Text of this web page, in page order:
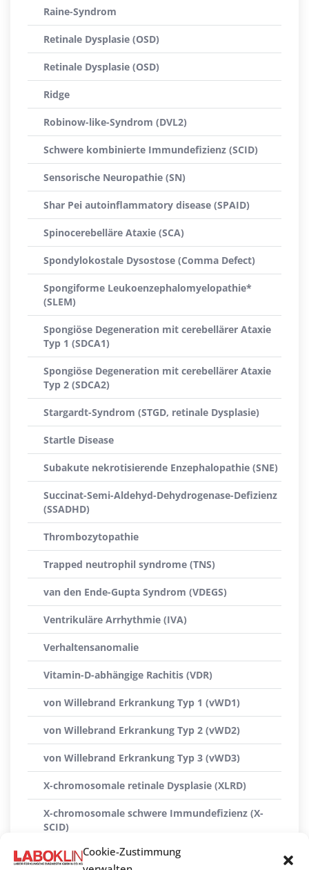
Cookie-Zustimmung
Raine-Syndrom
Retinale Dysplasie (OSD)
Retinale Dysplasie (OSD)
Ridge
Robinow-like-Syndrom (DVL2)
Schwere kombinierte Immundefizienz (SCID)
Sensorische Neuropathie (SN)
Shar Pei autoinflammatory disease (SPAID)
Spinocerebelläre Ataxie (SCA)
Spondylokostale Dysostose (Comma Defect)
Spongiforme Leukoenzephalomyelopathie*
(SLEM)
Spongiöse Degeneration mit cerebellärer Ataxie
Typ 1 (SDCA1)
Spongiöse Degeneration mit cerebellärer Ataxie
Typ 2 (SDCA2)
Stargardt-Syndrom (STGD, retinale Dysplasie)
Startle Disease
Subakute nekrotisierende Enzephalopathie (SNE)
Succinat-Semi-Aldehyd-Dehydrogenase-Defizienz
(SSADHD)
Thrombozytopathie
Trapped neutrophil syndrome (TNS)
van den Ende-Gupta Syndrom (VDEGS)
Ventrikuläre Arrhythmie (IVA)
Verhaltensanomalie
Vitamin-D-abhängige Rachitis (VDR)
von Willebrand Erkrankung Typ 1 (vWD1)
von Willebrand Erkrankung Typ 2 (vWD2)
von Willebrand Erkrankung Typ 3 (vWD3)
X-chromosomale retinale Dysplasie (XLRD)
X-chromosomale schwere Immundefizienz (X-
SCID)
X-linked Myopathie (XL-MTM)